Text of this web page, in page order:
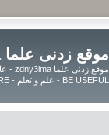
موقع زدنى علما zdny3lma
BE USEFUL - علم واتعلم - BE UPDATED - BE BLESSED WHEREVER YOU ARE